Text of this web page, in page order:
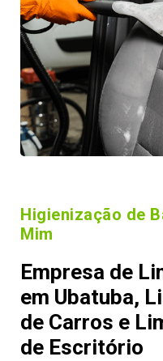
Higienização de
Mim
Empresa de
em Ubatuba,
de Carros e
de Escritório